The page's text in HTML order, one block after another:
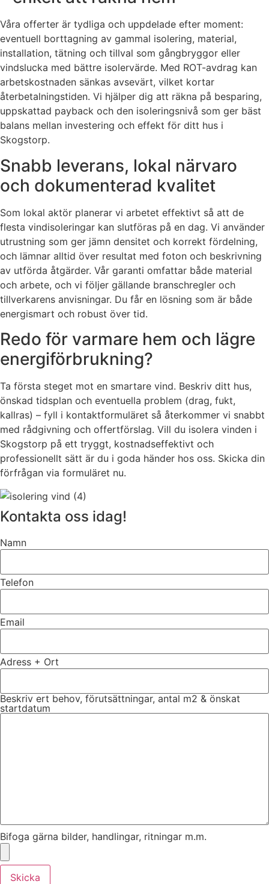
Våra offerter är tydliga och uppdelade efter moment:
eventuell borttagning av gammal isolering, material,
installation, tätning och tillval som gångbryggor eller
vindslucka med bättre isolervärde. Med ROT-avdrag kan
arbetskostnaden sänkas avsevärt, vilket kortar
återbetalningstiden. Vi hjälper dig att räkna på besparing,
uppskattad payback och den isoleringsnivå som ger bäst
balans mellan investering och effekt för ditt hus i
Skogstorp.
Snabb leverans, lokal närvaro
och dokumenterad kvalitet
Som lokal aktör planerar vi arbetet effektivt så att de
flesta vindisoleringar kan slutföras på en dag. Vi använder
utrustning som ger jämn densitet och korrekt fördelning,
och lämnar alltid över resultat med foton och beskrivning
av utförda åtgärder. Vår garanti omfattar både material
och arbete, och vi följer gällande branschregler och
tillverkarens anvisningar. Du får en lösning som är både
energismart och robust över tid.
Redo för varmare hem och lägre
energiförbrukning?
Ta första steget mot en smartare vind. Beskriv ditt hus,
önskad tidsplan och eventuella problem (drag, fukt,
kallras) – fyll i kontaktformuläret så återkommer vi snabbt
med rådgivning och offertförslag. Vill du isolera vinden i
Skogstorp på ett tryggt, kostnadseffektivt och
professionellt sätt är du i goda händer hos oss. Skicka din
förfrågan via formuläret nu.
Kontakta oss idag!
Namn
Telefon
Email
Adress + Ort
Beskriv ert behov, förutsättningar, antal m2 & önskat
startdatum
Bifoga gärna bilder, handlingar, ritningar m.m.
Skicka